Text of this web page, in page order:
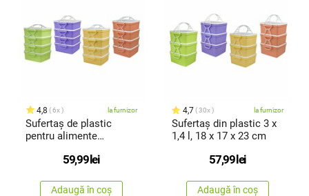
4,8 6x la furnizor
Sufertaș de plastic
pentru alimente
59,99 lei
Adaugă în coș
4,7 30x la furnizor
Sufertaș din plastic 3 x
1,4 l, 18 x 17 x 23 cm
57,99 lei
Adaugă în coș